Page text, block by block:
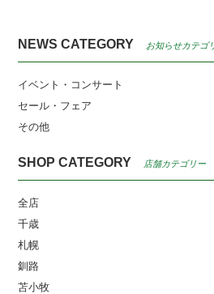
NEWS CATEGORY お知らせカテゴ
イベント・コンサート
セール・フェア
その他
SHOP CATEGORY 店舗カテゴリー
全店
千歳
札幌
釧路
苫小牧